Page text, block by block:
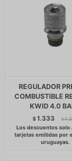
REGULADOR
COMBUSTIBLE
KWID 4.0
$1.333 $